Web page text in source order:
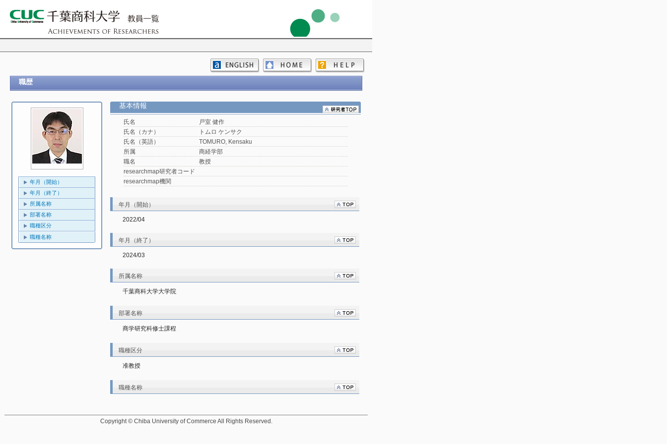
職歴
年月（開始）
年月（終了）
所属名称
部署名称
職種区分
職種名称
基本情報
氏名
戸室 健作
氏名（カナ）
トムロ ケンサク
氏名（英語）
TOMURO, Kensaku
所属
商経学部
職名
教授
researchmap研究者コード
researchmap機関
年月（開始）
2022/04
年月（終了）
2024/03
所属名称
千葉商科大学大学院
部署名称
商学研究科修士課程
職種区分
准教授
職種名称